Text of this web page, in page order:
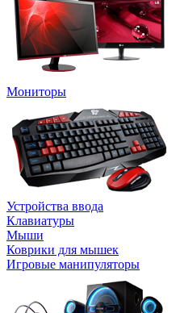
Мониторы
Устройства ввода
Клавиатуры
Мыши
Коврики для мышек
Игровые манипуляторы